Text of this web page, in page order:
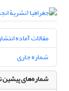
مقالات آماده
شماره جاری
شماره‌های پیشین